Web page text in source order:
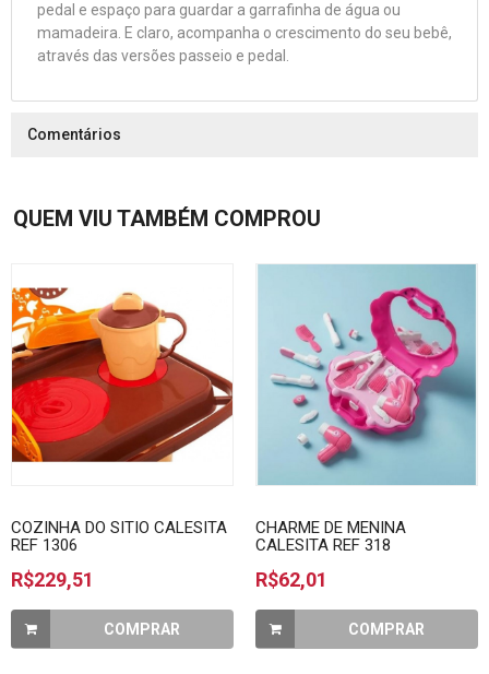
pedal e espaço para guardar a garrafinha de água ou
mamadeira. E claro, acompanha o crescimento do seu bebê,
através das versões passeio e pedal.
Comentários
QUEM VIU TAMBÉM COMPROU
COZINHA DO SITIO CALESITA
REF 1306
R$229,51
COMPRAR
CHARME DE MENINA
CALESITA REF 318
R$62,01
COMPRAR